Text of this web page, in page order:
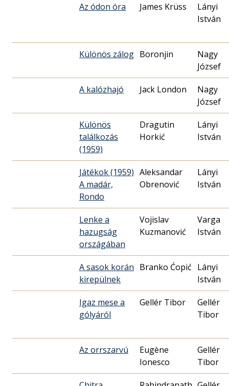
Az ódon óra James Krüss
Lányi
István
Különös zálog Boronjin
Nagy
József
A kalózhajó Jack London
Nagy
József
Különös
találkozás
(1959)
Dragutin
Horkić
Lányi
István
Játékok (1959)
A madár,
Rondo
Aleksandar
Obrenović
Lányi
István
Lenke a
hazugság
országában
Vojislav
Kuzmanović
Varga
István
A sasok korán
kirepülnek
Branko Ćopić Lányi
István
Igaz mese a
gólyáról
Gellér Tibor
Gellér
Tibor
Az orrszarvú
Eugène
Ionesco
Gellér
Tibor